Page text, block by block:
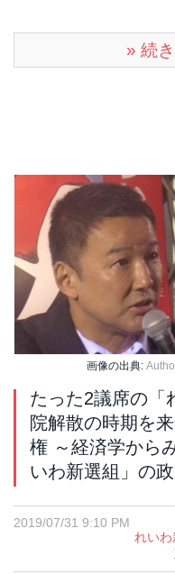
» 続
画像の出典:
たった2議席の「
院解散の時期を
権 ～経済学から
いわ新選組」の
2019/07/31 9:10 PM
れいわ